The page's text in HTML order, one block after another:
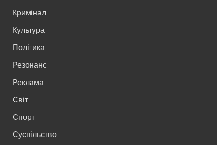
Кримінал
Культура
Політика
Резонанс
Реклама
Світ
Спорт
Суспільство